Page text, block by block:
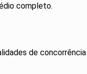
completo.
de